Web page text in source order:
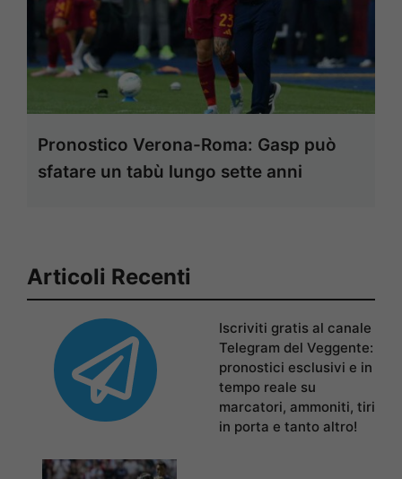
Pronostico Verona-Roma: Gasp può
sfatare un tabù lungo sette anni
Articoli Recenti
Iscriviti gratis al canale
Telegram del Veggente:
pronostici esclusivi e in
tempo reale su
marcatori, ammoniti, tiri
in porta e tanto altro!